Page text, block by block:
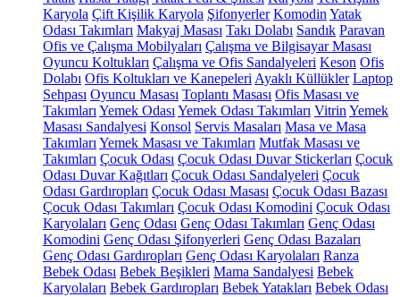
Karyola Çift Kişilik Karyola Şifonyerler Komodin Yatak
Odası Takımları Makyaj Masası Takı Dolabı Sandık Paravan
Ofis ve Çalışma Mobilyaları Çalışma ve Bilgisayar Masası
Oyuncu Koltukları Çalışma ve Ofis Sandalyeleri Keson Ofis
Dolabı Ofis Koltukları ve Kanepeleri Ayaklı Küllükler Laptop
Sehpası Oyuncu Masası Toplantı Masası Ofis Masası ve
Takımları Yemek Odası Yemek Odası Takımları Vitrin Yemek
Masası Sandalyesi Konsol Servis Masaları Masa ve Masa
Takımları Yemek Masası ve Takımları Mutfak Masası ve
Takımları Çocuk Odası Çocuk Odası Duvar Stickerları Çocuk
Odası Duvar Kağıtları Çocuk Odası Sandalyeleri Çocuk
Odası Gardıropları Çocuk Odası Masası Çocuk Odası Bazası
Çocuk Odası Takımları Çocuk Odası Komodini Çocuk Odası
Karyolaları Genç Odası Genç Odası Takımları Genç Odası
Komodini Genç Odası Şifonyerleri Genç Odası Bazaları
Genç Odası Gardıropları Genç Odası Karyolaları Ranza
Bebek Odası Bebek Beşikleri Mama Sandalyesi Bebek
Karyolaları Bebek Gardıropları Bebek Yatakları Bebek Odası